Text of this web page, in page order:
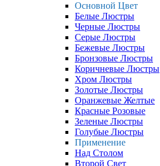
Основной Цвет
Белые Люстры
Черные Люстры
Серые Люстры
Бежевые Люстры
Бронзовые Люстры
Коричневые Люстры
Хром Люстры
Золотые Люстры
Оранжевые Желтые
Красные Розовые
Зеленые Люстры
Голубые Люстры
Применение
Над Столом
Второй Свет